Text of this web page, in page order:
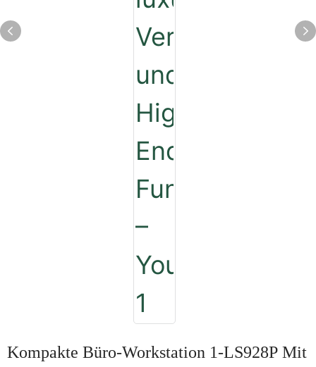
Kompakte Büro-Workstation 1-LS928P Mit